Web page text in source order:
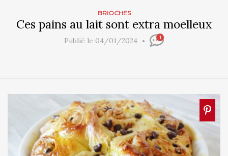
BRIOCHES
Ces pains au lait sont extra moelleux
Publié le 04/01/2024 1